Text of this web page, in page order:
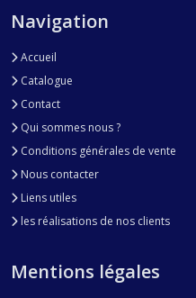
Navigation
Accueil
Catalogue
Contact
Qui sommes nous ?
Conditions générales de vente
Nous contacter
Liens utiles
les réalisations de nos clients
Mentions légales